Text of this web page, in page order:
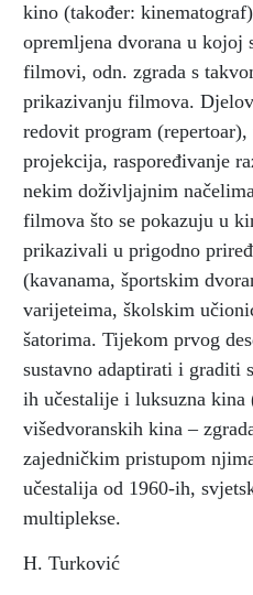
kino (također:
opremljena dvorana u kojoj
filmovi, odn. zgrada s
prikazivanju filmova.
redovit program
projekcija, raspoređivanje
nekim doživljajnim
filmova što se pokazuju u
prikazivali u prigodno
(kavanama, športskim
varijeteima, školskim
šatorima. Tijekom prvog
sustavno adaptirati i graditi
ih učestalije i luksuzna kina
višedvoranskih kina –
zajedničkim pristupom
učestalija od 1960-ih,
multiplekse.
H. Turković